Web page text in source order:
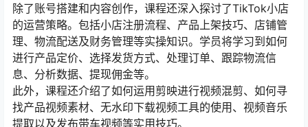
除了账号搭建和内容创作，课程还深入探讨了TikTok小店
的运营策略。包括小店注册流程、产品上架技巧、店铺管
理、物流配送及财务管理等实操知识。学员将学习到如何
进行产品定价、选择发货方式、处理订单、跟踪物流信
息、分析数据、提现佣金等。
此外，课程还介绍了如何运用剪映进行视频混剪、如何寻
找产品视频素材、无水印下载视频工具的使用、视频音乐
提取以及发布带车视频等实用技巧。